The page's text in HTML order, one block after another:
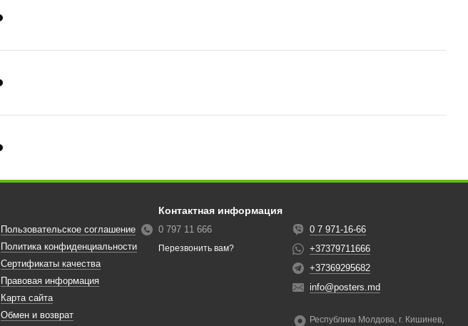
Пользовательское соглашение
Политика конфиденциальности
Сертификаты качества
Правовая информация
Карта сайта
Обмен и возврат
Контактная информация
0 797 11 666
Перезвонить вам?
0 7 971-16-66
+37379711666
+37369295682
info@posters.md
Республика Молдова, г. Кишинев,